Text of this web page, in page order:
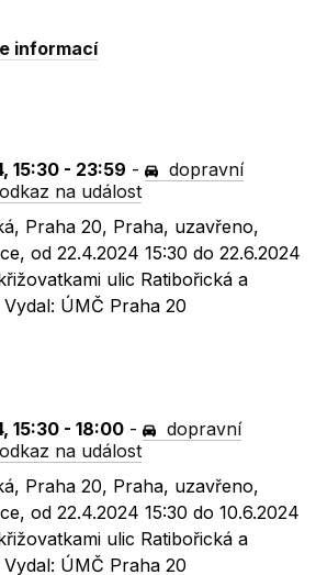
informací
15:30 - 23:59 -
dopravní
odkaz na událost
Praha 20, Praha, uzavřeno,
od 22.4.2024 15:30 do 22.6.2024
ulic Ratibořická a
ÚMČ Praha 20
15:30 - 18:00 -
dopravní
odkaz na událost
Praha 20, Praha, uzavřeno,
od 22.4.2024 15:30 do 10.6.2024
ulic Ratibořická a
ÚMČ Praha 20